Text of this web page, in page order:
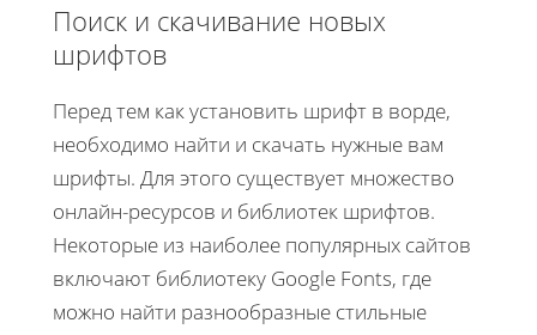
Поиск и скачивание новых
шрифтов
Перед тем как установить шрифт в ворде,
необходимо найти и скачать нужные вам
шрифты. Для этого существует множество
онлайн-ресурсов и библиотек шрифтов.
Некоторые из наиболее популярных сайтов
включают библиотеку Google Fonts, где
можно найти разнообразные стильные